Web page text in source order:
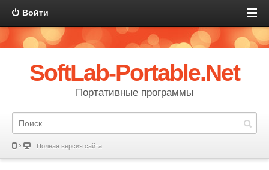
Войти
SoftLab-Portable.Net
Портативные программы
Полная версия сайта